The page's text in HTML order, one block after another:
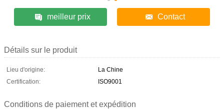
meilleur prix Contact
Détails sur le produit
Lieu d'origine:
La Chine
Certification:
ISO9001
Conditions de paiement et expédition